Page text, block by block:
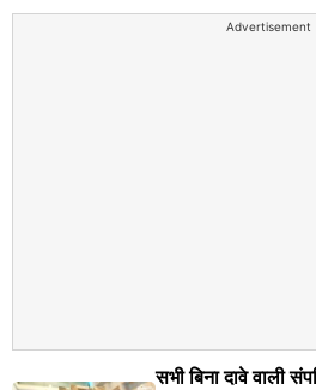
Advertisement
सभी बिना दावे वाली